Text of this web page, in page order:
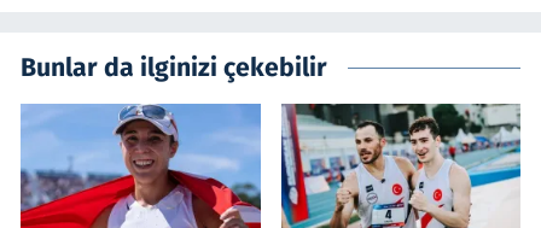
Bunlar da ilginizi çekebilir